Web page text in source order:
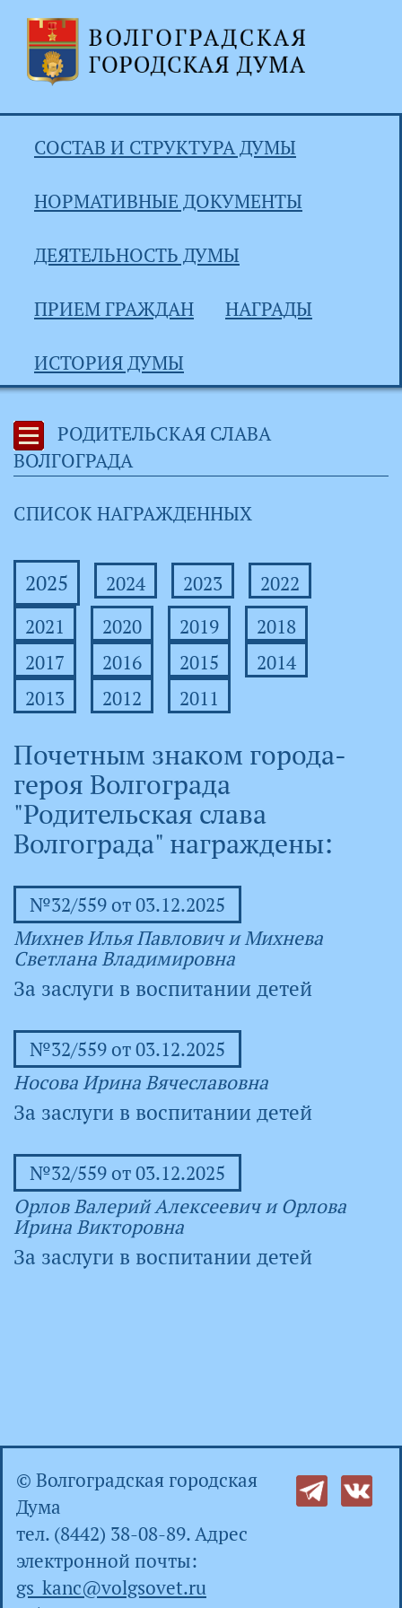
СОСТАВ И СТРУКТУРА ДУМЫ
НОРМАТИВНЫЕ ДОКУМЕНТЫ
ДЕЯТЕЛЬНОСТЬ ДУМЫ
ПРИЕМ ГРАЖДАН НАГРАДЫ
ИСТОРИЯ ДУМЫ
РОДИТЕЛЬСКАЯ СЛАВА
ВОЛГОГРАДА
СПИСОК НАГРАЖДЕННЫХ
2025 2024 2023
2022
2021
2020 2019
2018
2017
2016 2015
2014
2013
2012 2011
Почетным знаком города-
героя Волгограда
"Родительская слава
Волгограда" награждены:
№32/559 от 03.12.2025
Михнев Илья Павлович и Михнева
Светлана Владимировна
За заслуги в воспитании детей
№32/559 от 03.12.2025
Носова Ирина Вячеславовна
За заслуги в воспитании детей
№32/559 от 03.12.2025
Орлов Валерий Алексеевич и Орлова
Ирина Викторовна
За заслуги в воспитании детей
© Волгоградская городская
Дума
тел. (8442) 38-08-89. Адрес
электронной почты:
gs_kanc@volgsovet.ru